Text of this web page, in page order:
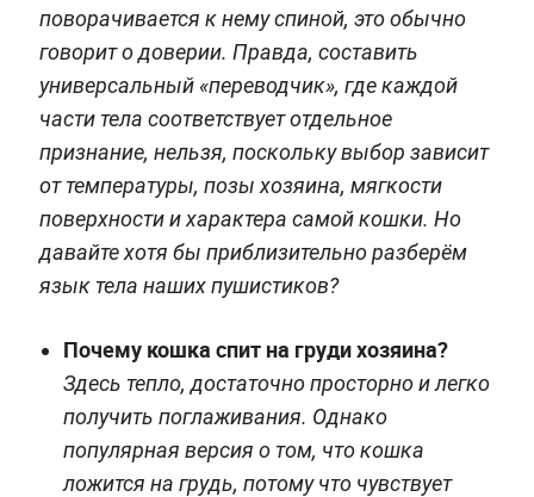
поворачивается к нему спиной, это обычно
говорит о доверии. Правда, составить
универсальный «переводчик», где каждой
части тела соответствует отдельное
признание, нельзя, поскольку выбор зависит
от температуры, позы хозяина, мягкости
поверхности и характера самой кошки. Но
давайте хотя бы приблизительно разберём
язык тела наших пушистиков?
Почему кошка спит на груди хозяина?
Здесь тепло, достаточно просторно и легко
получить поглаживания. Однако
популярная версия о том, что кошка
ложится на грудь, потому что чувствует